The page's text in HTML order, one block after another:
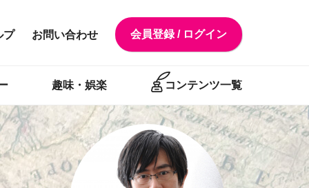
会員登録 / ログイン
お問い合わせ
プ
趣味・娯楽 コンテンツ一覧